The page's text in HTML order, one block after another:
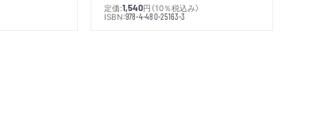
定価:1,540円 （10％税込み）
ISBN:978-4-480-25163-3